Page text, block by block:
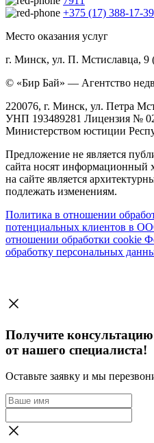
+375 (17) 388-17-39
Место оказания услуг
г. Минск, ул. П. Мстиславца, 9
© «Бир Бай» — Агентство
220076, г. Минск, ул. Петра
УНП 193489281 Лицензия №
Министерством юстиции
Предложение не является
сайта носят информационный
на сайте является
подлежать изменениям.
Политика в отношении
потенциальных клиентов в
отношении обработки cookie
обработку персональных
Получите
от нашего специалиста!
Оставьте заявку и мы